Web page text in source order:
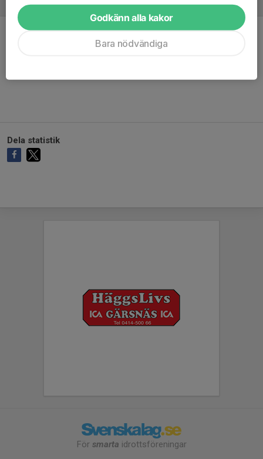
MÅLVAKTER
Dela statistik
För smarta idrottsföreningar
Godkänn alla kakor
Bara nödvändiga